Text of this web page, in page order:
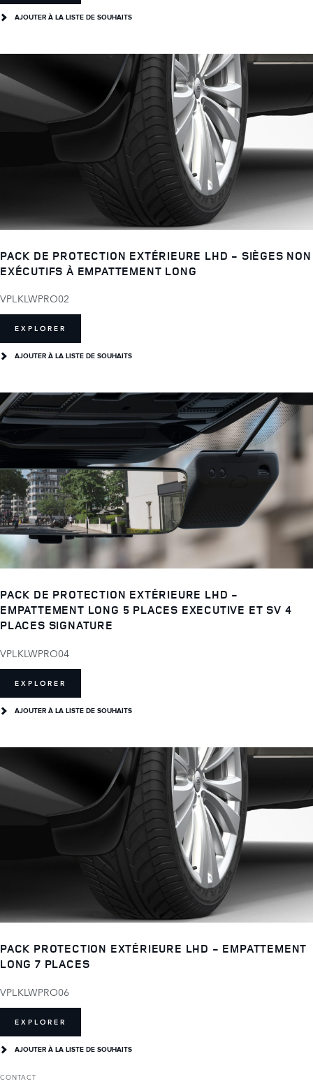
AJOUTER À LA LISTE DE SOUHAITS
PACK DE PROTECTION EXTÉRIEURE LHD - SIÈGES NON
EXÉCUTIFS À EMPATTEMENT LONG
VPLKLWPRO02
EXPLORER
AJOUTER À LA LISTE DE SOUHAITS
PACK DE PROTECTION EXTÉRIEURE LHD -
EMPATTEMENT LONG 5 PLACES EXECUTIVE ET SV 4
PLACES SIGNATURE
VPLKLWPRO04
EXPLORER
AJOUTER À LA LISTE DE SOUHAITS
PACK PROTECTION EXTÉRIEURE LHD - EMPATTEMENT
LONG 7 PLACES
VPLKLWPRO06
EXPLORER
AJOUTER À LA LISTE DE SOUHAITS
CONTACT